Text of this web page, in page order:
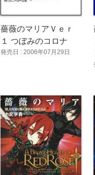
薔薇のマリアＶｅｒ
１ つぼみのコロナ
発売日 : 2006年07月29日